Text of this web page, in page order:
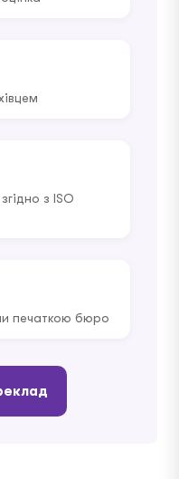
з ISO
печаткою бюро